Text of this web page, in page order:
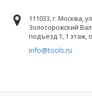
111033, г. Москва,
Золоторожский
подъезд 1, 1 этаж,
info@tools.ru